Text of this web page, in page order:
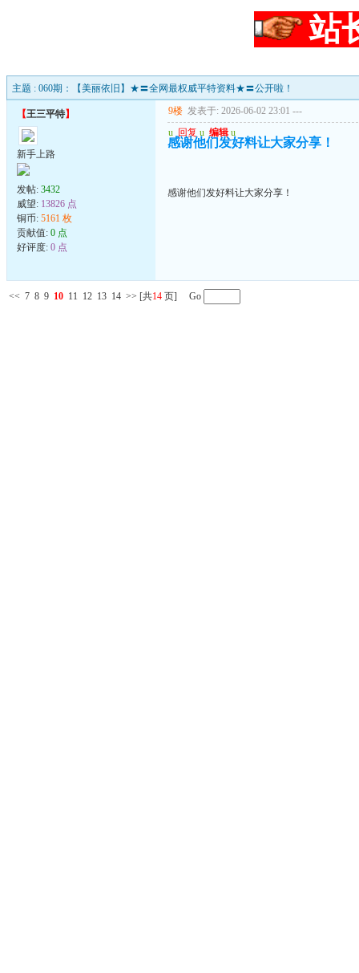
站
主题 : 060期：【美丽依旧】★〓全网最权威平特资料★〓公开啦！
【王三平特】
新手上路
发帖: 3432
威望: 13826 点
铜币: 5161 枚
贡献值: 0 点
好评度: 0 点
9楼 发表于: 2026-06-02 23:01 ---
u 回复 u 编辑 u
感谢他们发好料让大家分享！
感谢他们发好料让大家分享！
<< 7 8 9 10 11 12 13 14 >> [共14 页] Go